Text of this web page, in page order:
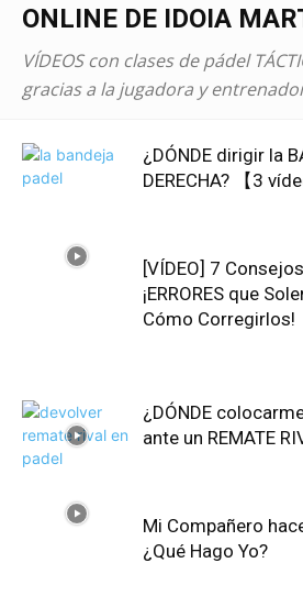
ONLINE DE IDOIA
VÍDEOS con clases de pádel
gracias a la jugadora y
¿DÓNDE dirigir la
DERECHA? 【3
[VÍDEO] 7
¡ERRORES que
Cómo Corregirlos!
¿DÓNDE
ante un REMATE
Mi Compañero
¿Qué Hago Yo?